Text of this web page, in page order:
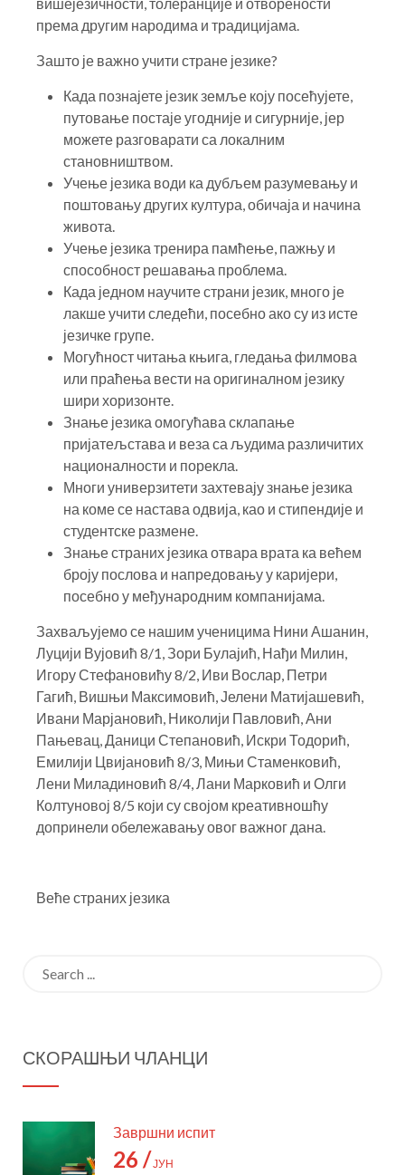
према другим народима и традицијама.
Зашто је важно учити стране језике?
Када познајете језик земље коју посећујете,
путовање постаје угодније и сигурније, јер
можете разговарати са локалним
становништвом.
Учење језика води ка дубљем разумевању и
поштовању других култура, обичаја и начина
живота.
Учење језика тренира памћење, пажњу и
способност решавања проблема.
Када једном научите страни језик, много је
лакше учити следећи, посебно ако су из исте
језичке групе.
Могућност читања књига, гледања филмова
или праћења вести на оригиналном језику
шири хоризонте.
Знање језика омогућава склапање
пријатељстава и веза са људима различитих
националности и порекла.
Многи универзитети захтевају знање језика
на коме се настава одвија, као и стипендије и
студентске размене.
Знање страних језика отвара врата ка већем
броју послова и напредовању у каријери,
посебно у међународним компанијама.
Захваљујемо се нашим ученицима Нини Ашанин,
Луцији Вујовић 8/1, Зори Булајић, Нађи Милин,
Игору Стефановићу 8/2, Иви Вослар, Петри
Гагић, Вишњи Максимовић, Јелени Матијашевић,
Ивани Марјановић, Николији Павловић, Ани
Пањевац, Даници Степановић, Искри Тодорић,
Емилији Цвијановић 8/3, Мињи Стаменковић,
Лени Миладиновић 8/4, Лани Марковић и Олги
Колтуновој 8/5 који су својом креативношћу
допринели обележавању овог важног дана.
Веће страних језика
Претрага:
СКОРАШЊИ ЧЛАНЦИ
Завршни испит
26 /ЈУН